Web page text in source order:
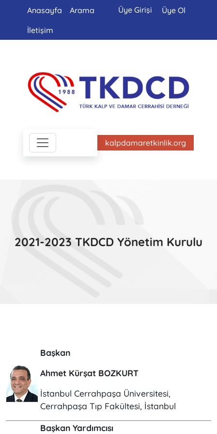
Anasayfa Arama Üye Girişi Üye Ol
İletişim
kalpdamaretkinlik.org
2021-2023 TKDCD Yönetim Kurulu
Başkan
Ahmet Kürşat BOZKURT
İstanbul Cerrahpaşa Üniversitesi,
Cerrahpaşa Tıp Fakültesi, İstanbul
Başkan Yardımcısı